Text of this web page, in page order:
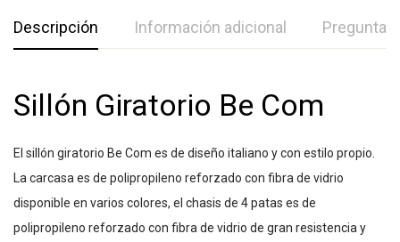
Descripción Información adicional Preguntas
Sillón Giratorio Be Com
El sillón giratorio Be Com es de diseño italiano y con estilo propio.
La carcasa es de polipropileno reforzado con fibra de vidrio
disponible en varios colores, el chasis de 4 patas es de
polipropileno reforzado con fibra de vidrio de gran resistencia y